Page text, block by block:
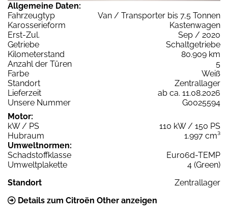
Allgemeine Daten:
Fahrzeugtyp
Van / Transporter bis 7,5 Tonnen
Karosserieform
Kastenwagen
Erst-Zul.
Sep / 2020
Getriebe
Schaltgetriebe
Kilometerstand
80.909 km
Anzahl der Türen
5
Farbe
Weiß
Standort
Zentrallager
Lieferzeit
ab ca. 11.08.2026
Unsere Nummer
G0025594
Motor:
kW / PS
110 kW / 150 PS
Hubraum
1.997 cm³
Umweltnormen:
Schadstoffklasse
Euro6d-TEMP
Umweltplakette
4 (Green)
Standort
Zentrallager
Details zum Citroën Other anzeigen